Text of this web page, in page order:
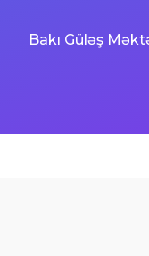
Bakı Güləş